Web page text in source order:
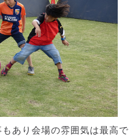
あり会場の雰囲気は最高で